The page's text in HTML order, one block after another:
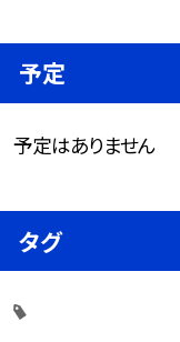
予定
予定はありません
タグ